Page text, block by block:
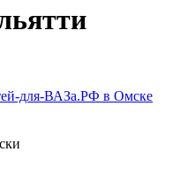
для-ВАЗа.РФ в Омске